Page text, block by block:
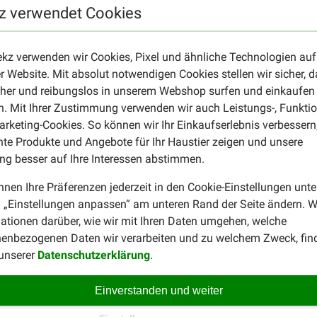
verwendet Cookies
verwenden wir Cookies, Pixel und ähnliche Technologien auf
Website. Mit absolut notwendigen Cookies stellen wir sicher,
und reibungslos in unserem Webshop surfen und einkaufen
Mit Ihrer Zustimmung verwenden wir auch Leistungs-,
Cookies. So können wir Ihr Einkaufserlebnis
Produkte und Angebote für Ihr Haustier zeigen und unsere
besser auf Ihre Interessen abstimmen.
Ihre Präferenzen jederzeit in den Cookie-Einstellungen
„Einstellungen anpassen“ am unteren Rand der Seite ändern.
darüber, wie wir mit Ihren Daten umgehen, welche
Daten wir verarbeiten und zu welchem Zweck,
Datenschutzerklärung.
Einverstanden und weiter
Missbrauch verursacht wurden.
z.B. einer festen Laufleine? Schauen Sie dann nach der
Leinen.
Anna Rohmann
24-10-2018
Bewährte Qualität. Einfach
Bente